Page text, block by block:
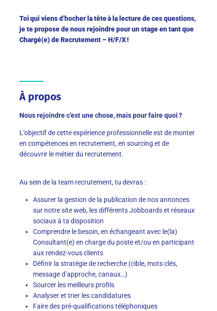
Toi qui viens d’hocher la tête à la lecture de ces questions,
je te propose de nous rejoindre pour un stage en tant que
Chargé(e) de Recrutement – H/F/X !
À propos
Nous rejoindre c’est une chose, mais pour faire quoi ?
L’objectif de cette expérience professionnelle est de monter
en compétences en recrutement, en sourcing et de
découvrir le métier du recrutement.
Au sein de la team recrutement, tu devras :
Assurer la gestion de la publication de nos annonces
sur notre site web, les différents Jobboards et réseaux
sociaux à ta disposition
Comprendre le besoin, en échangeant avec le(la)
Consultant(e) en charge du poste et/ou en participant
aux rendez-vous clients
Définir la stratégie de recherche (cible, mots clés,
message d’approche, canaux…)
Sourcer les meilleurs profils
Analyser et trier les candidatures
Faire des pré-qualifications téléphoniques